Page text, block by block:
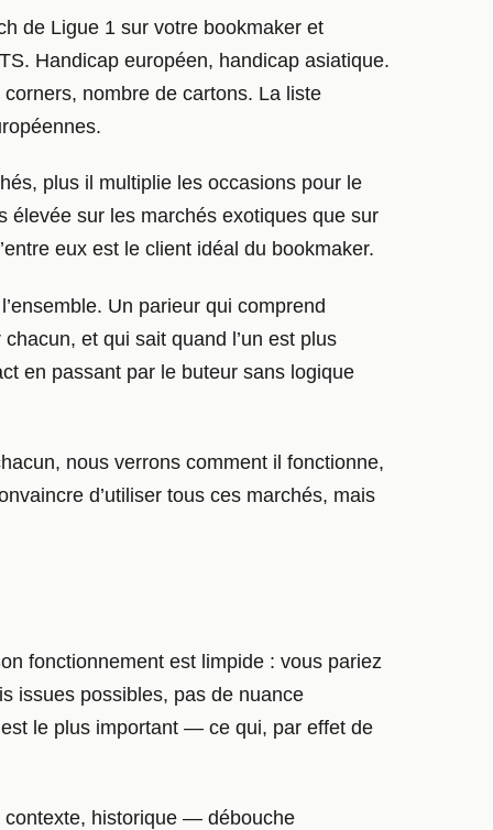
de Ligue 1 sur votre bookmaker et
Handicap européen, handicap asiatique.
nombre de cartons. La liste
plus il multiplie les occasions pour le
élevée sur les marchés exotiques que sur
eux est le client idéal du bookmaker.
Un parieur qui comprend
et qui sait quand l’un est plus
en passant par le buteur sans logique
nous verrons comment il fonctionne,
d’utiliser tous ces marchés, mais
fonctionnement est limpide : vous pariez
issues possibles, pas de nuance
le plus important — ce qui, par effet de
historique — débouche